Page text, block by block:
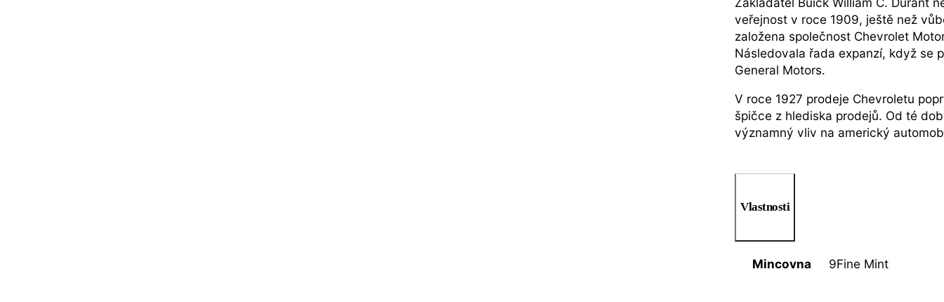
veřejnost v roce 1909, ještě než
založena společnost Chevrolet
Následovala řada expanzí, když se
General Motors.
V roce 1927 prodeje Chevroletu
špičce z hlediska prodejů. Od té
významný vliv na americký
Vlastnosti
Mincovna 9Fine Mint